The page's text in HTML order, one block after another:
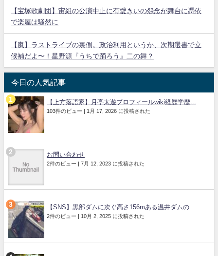
【宝塚歌劇団】宙組の公演中止に有愛きいの怨念が舞台に憑依
で楽屋は騒然に
【嵐】ラストライブの裏側。政治利用というか、次期選書で立
候補だよ〜！星野源『うちで踊ろう』二の舞？
今日の人気記事
【上方落語家】月亭太遊プロフィールwiki経歴学歴...
103件のビュー 1月 17, 2026 に投稿された
お問い合わせ
2件のビュー 7月 12, 2023 に投稿された
【SNS】黒部ダムに次ぐ高さ156mある温井ダムの...
2件のビュー 10月 2, 2025 に投稿された